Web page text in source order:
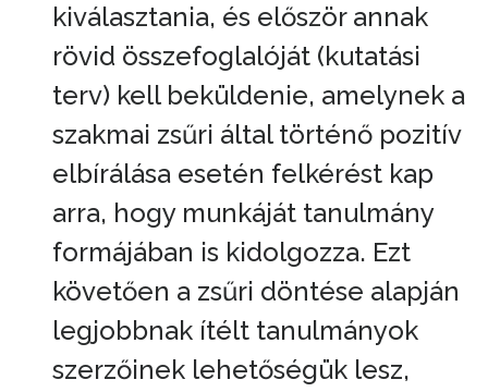
kiválasztania, és először annak
rövid összefoglalóját (kutatási
terv) kell beküldenie, amelynek a
szakmai zsűri által történő pozitív
elbírálása esetén felkérést kap
arra, hogy munkáját tanulmány
formájában is kidolgozza. Ezt
követően a zsűri döntése alapján
legjobbnak ítélt tanulmányok
szerzőinek lehetőségük lesz,